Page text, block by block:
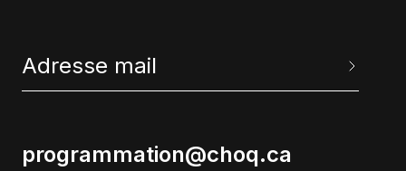
programmation@choq.ca